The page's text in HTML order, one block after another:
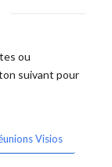
ou
suivant pour
Visios